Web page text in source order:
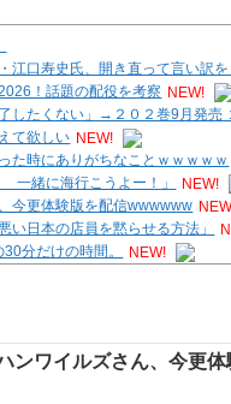
江口寿史氏、開き直って言い訳
！話題の配役を考察 NEW!
したくない」→２０２巻9月発売
て欲しい NEW!
た時にありがちなことｗｗｗｗｗ
一緒に海行こうよー！」
NEW!
今更体験版を配信wwwwww
い日本の店員を黙らせる方法」
分だけの時間。
NEW!
ンワイルズさん、今更